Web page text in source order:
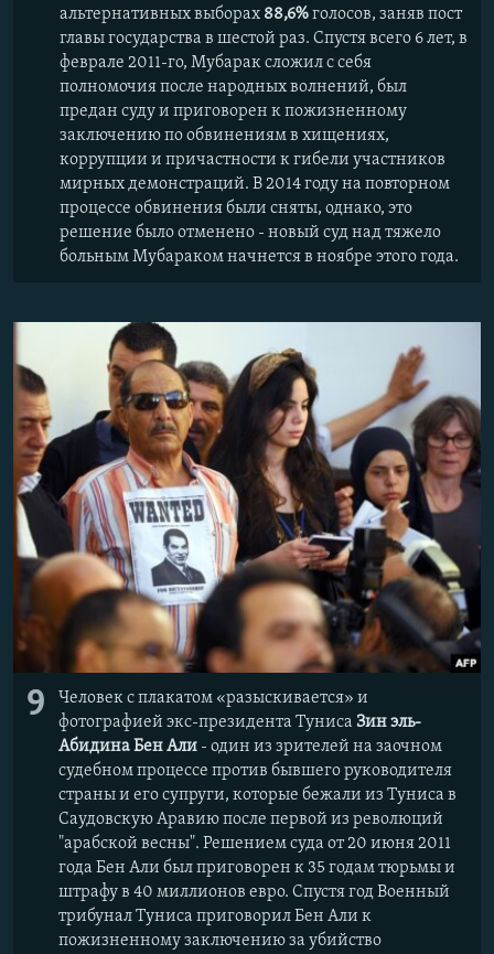
альтернативных выборах 88,6%голосов, заняв пост
главы государства в шестой раз. Спустя всего 6 лет, в
феврале 2011-го, Мубарак сложил с себя
полномочия после народных волнений, был
предан суду и приговорен к пожизненному
заключению по обвинениям в хищениях,
коррупции и причастности к гибели участников
мирных демонстраций. В 2014 году на повторном
процессе обвинения были сняты, однако, это
решение было отменено - новый суд над тяжело
больным Мубараком начнется в ноябре этого года.
9
Человек с плакатом «разыскивается» и
фотографией экс-президента Туниса Зин эль-
Абидина Бен Али - один из зрителей на заочном
судебном процессе против бывшего руководителя
страны и его супруги, которые бежали из Туниса в
Саудовскую Аравию после первой из революций
"арабской весны". Решением суда от 20 июня 2011
года Бен Али был приговорен к 35 годам тюрьмы и
штрафу в 40 миллионов евро. Спустя год Военный
трибунал Туниса приговорил Бен Али к
пожизненному заключению за убийство